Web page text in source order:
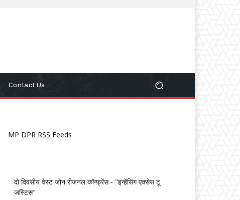
Contact Us
MP DPR RSS Feeds
दो दिवसीय वेस्ट जोन रीजनल कॉन्फ्रेंस - "इन्हेंसिंग एक्सेस टू
जस्टिस"